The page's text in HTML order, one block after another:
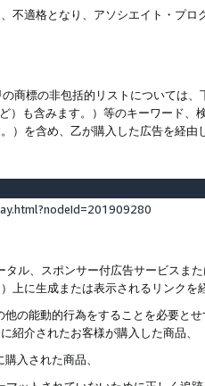
適格となり、アソシエイト・プロ
商標の非包括的リストについては
も含みます。）等のキーワード
）を含め、乙が購入した広告を経由
ル、スポンサー付広告サービスま
上に生成または表示されるリンク
の能動的行為をすることを必要と
紹介されたお客様が購入した商品、
入された商品、